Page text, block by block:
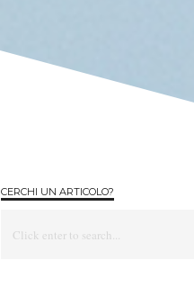
CERCHI UN ARTICOLO?